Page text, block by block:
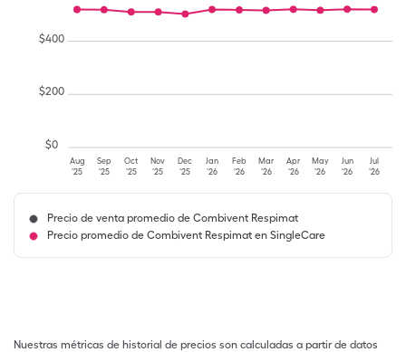
Aug
'25
Sep
'25
Oct
'25
Nov
'25
Dec
'25
Jan
'26
Feb
'26
Mar
'26
Apr
'26
May
'26
Jun
'26
Jul
'26
$0
$200
$400
Precio de venta promedio de Combivent Respimat
Precio promedio de Combivent Respimat en SingleCare
Nuestras métricas de historial de precios son calculadas a partir de datos